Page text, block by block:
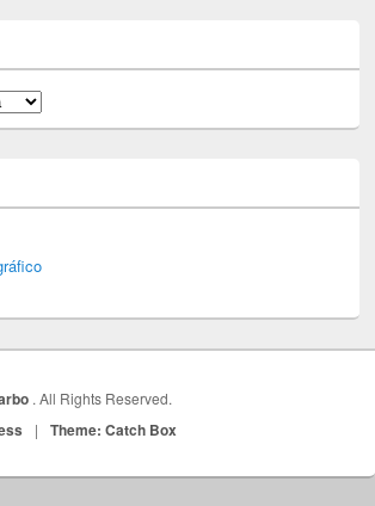
. All Rights Reserved.
| Theme: Catch Box